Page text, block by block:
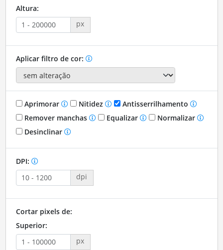
Altura:
px
Aplicar filtro de cor:
Aprimorar Nitidez
Antisserrilhamento
Remover manchas
Equalizar
Normalizar
Desinclinar
DPI:
dpi
Cortar pixels de:
Superior:
px